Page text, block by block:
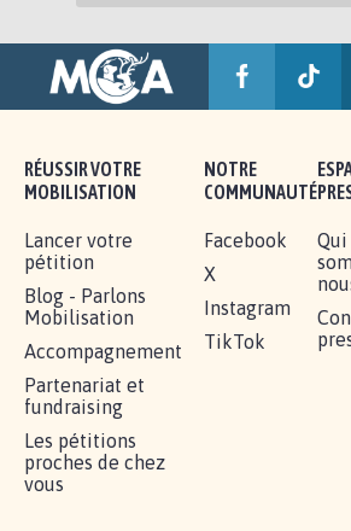
RÉUSSIR VOTRE
MOBILISATION
Lancer votre
pétition
Blog - Parlons
Mobilisation
Accompagnement
Partenariat et
fundraising
Les pétitions
proches de chez
vous
NOTRE
COMMUNAUTÉ
Facebook
X
Instagram
TikTok
Qui